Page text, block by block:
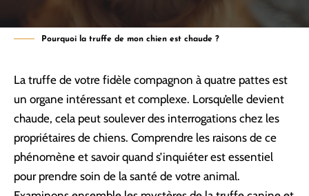
Pourquoi la truffe de mon chien est chaude ?
La truffe de votre fidèle compagnon à quatre pattes est
un organe intéressant et complexe. Lorsqu’elle devient
chaude, cela peut soulever des interrogations chez les
propriétaires de chiens. Comprendre les raisons de ce
phénomène et savoir quand s’inquiéter est essentiel
pour prendre soin de la santé de votre animal.